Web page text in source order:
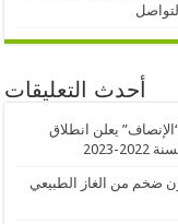
أحدث التعليقات
يعلن انطلاق
ضخم من الغاز الطبيعي